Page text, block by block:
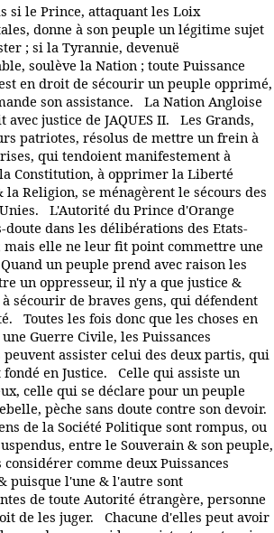
si le Prince, attaquant les Loix
donne à son peuple un légitime sujet
; si la Tyrannie, devenuë
soulève la Nation ; toute Puissance
en droit de sécourir un peuple opprimé,
son assistance. La Nation Angloise
avec justice de JAQUES II. Les Grands,
patriotes, résolus de mettre un frein à
qui tendoient manifestement à
Constitution, à opprimer la Liberté
Religion, se ménagèrent le sécours des
L'Autorité du Prince d'Orange
doute dans les délibérations des Etats-
mais elle ne leur fit point commettre une
un peuple prend avec raison les
un oppresseur, il n'y a que justice &
sécourir de braves gens, qui défendent
Toutes les fois donc que les choses en
Guerre Civile, les Puissances
peuvent assister celui des deux partis, qui
en Justice. Celle qui assiste un
celle qui se déclare pour un peuple
pèche sans doute contre son devoir.
de la Société Politique sont rompus, ou
entre le Souverain & son peuple,
considérer comme deux Puissances
puisque l'une & l'autre sont
de toute Autorité étrangère, personne
de les juger. Chacune d'elles peut avoir